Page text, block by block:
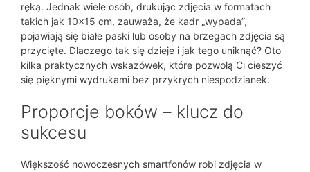
ręką. Jednak wiele osób, drukując zdjęcia w formatach
takich jak 10×15 cm, zauważa, że kadr „wypada”,
pojawiają się białe paski lub osoby na brzegach zdjęcia są
przycięte. Dlaczego tak się dzieje i jak tego uniknąć? Oto
kilka praktycznych wskazówek, które pozwolą Ci cieszyć
się pięknymi wydrukami bez przykrych niespodzianek.
Proporcje boków – klucz do
sukcesu
Większość nowoczesnych smartfonów robi zdjęcia w